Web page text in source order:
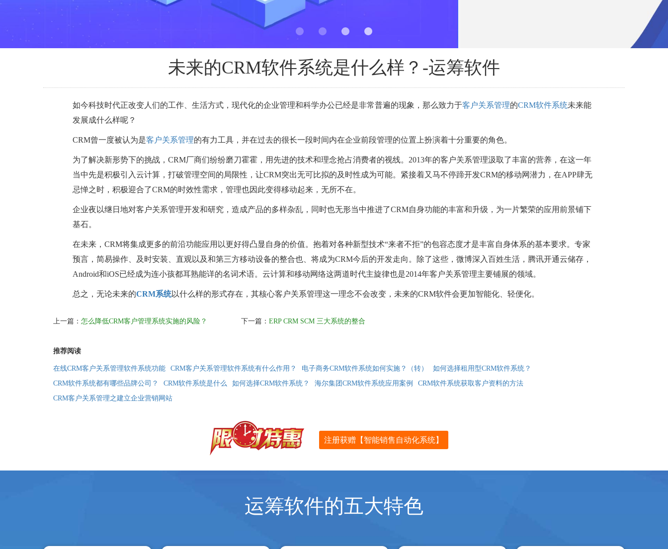
未来的CRM软件系统是什么样？-运筹软件
如今科技时代正改变人们的工作、生活方式，现代化的企业管理和科学办公已经是非常普遍的现象，那么致力于客户关系管理的CRM软件系统未来能
发展成什么样呢？
CRM曾一度被认为是客户关系管理的有力工具，并在过去的很长一段时间内在企业前段管理的位置上扮演着十分重要的角色。
为了解决新形势下的挑战，CRM厂商们纷纷磨刀霍霍，用先进的技术和理念抢占消费者的视线。2013年的客户关系管理汲取了丰富的营养，在这一年
当中先是积极引入云计算，打破管理空间的局限性，让CRM突出无可比拟的及时性成为可能。紧接着又马不停蹄开发CRM的移动网潜力，在APP肆无
忌惮之时，积极迎合了CRM的时效性需求，管理也因此变得移动起来，无所不在。
企业夜以继日地对客户关系管理开发和研究，造成产品的多样杂乱，同时也无形当中推进了CRM自身功能的丰富和升级，为一片繁荣的应用前景铺下
基石。
在未来，CRM将集成更多的前沿功能应用以更好得凸显自身的价值。抱着对各种新型技术“来者不拒”的包容态度才是丰富自身体系的基本要求。专家
预言，简易操作、及时安装、直观以及和第三方移动设备的整合也、将成为CRM今后的开发走向。除了这些，微博深入百姓生活，腾讯开通云储存，
Android和iOS已经成为连小孩都耳熟能详的名词术语。云计算和移动网络这两道时代主旋律也是2014年客户关系管理主要铺展的领域。
总之，无论未来的CRM系统以什么样的形式存在，其核心客户关系管理这一理念不会改变，未来的CRM软件会更加智能化、轻便化。
上一篇： 怎么降低CRM客户管理系统实施的风险？ 下一篇： ERP CRM SCM 三大系统的整合
推荐阅读
在线CRM客户关系管理软件系统功能 CRM客户关系管理软件系统有什么作用？ 电子商务CRM软件系统如何实施？（转）
如何选择租用型CRM软件系统？
CRM软件系统都有哪些品牌公司？
CRM软件系统是什么 如何选择CRM软件系统？ 海尔集团CRM软件系统应用案例
CRM软件系统获取客户资料的方法
CRM客户关系管理之建立企业营销网站
注册获赠【智能销售自动化系统】
运筹软件的五大特色